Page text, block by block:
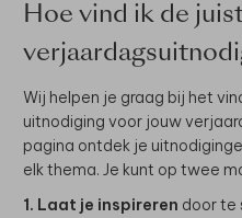
Hoe vind ik de
Wij helpen je graag bij het
uitnodiging voor jouw
pagina ontdek je
elk thema. Je kunt op twee
1. Laat je inspireren door te